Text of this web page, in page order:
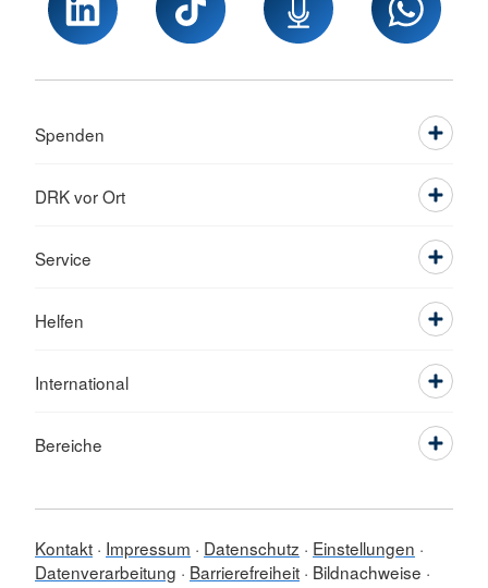
Spenden
DRK vor Ort
Service
Helfen
International
Bereiche
Kontakt Impressum Datenschutz
Einstellungen
Datenverarbeitung
Barrierefreiheit Bildnachweise